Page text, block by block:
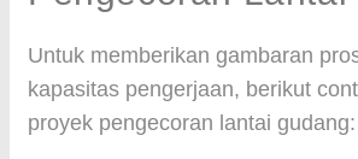
Untuk memberikan gambaran
kapasitas pengerjaan, berikut
proyek pengecoran lantai gudang: